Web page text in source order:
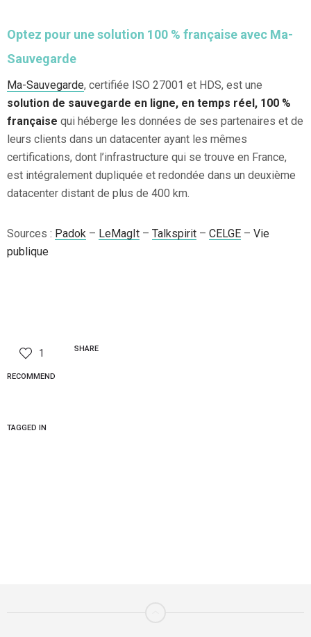
Optez pour une solution 100 % française avec Ma-
Sauvegarde
Ma-Sauvegarde, certifiée ISO 27001 et HDS, est une
solution de sauvegarde en ligne, en temps réel, 100 %
française qui héberge les données de ses partenaires et de
leurs clients dans un datacenter ayant les mêmes
certifications, dont l’infrastructure qui se trouve en France,
est intégralement dupliquée et redondée dans un deuxième
datacenter distant de plus de 400 km.
Sources : Padok – LeMagIt – Talkspirit – CELGE – Vie
publique
1
RECOMMEND
SHARE
TAGGED IN